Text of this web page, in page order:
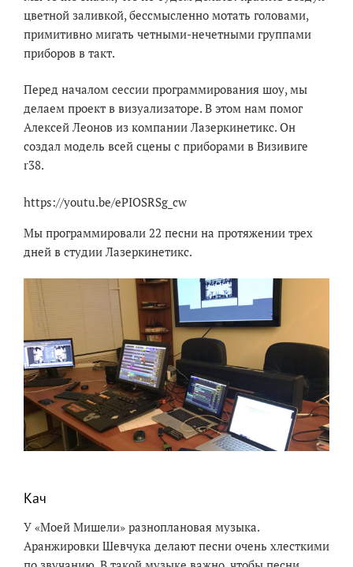
цветной заливкой, бессмысленно мотать головами,
примитивно мигать четными-нечетными группами
приборов в такт.
Перед началом сессии программирования шоу, мы
делаем проект в визуализаторе. В этом нам помог
Алексей Леонов из компании Лазеркинетикс. Он
создал модель всей сцены с приборами в Визивиге
r38.
https://youtu.be/ePIOSRSg_cw
Мы программировали 22 песни на протяжении трех
дней в студии Лазеркинетикс.
Кач
У «Моей Мишели» разноплановая музыка.
Аранжировки Шевчука делают песни очень хлесткими